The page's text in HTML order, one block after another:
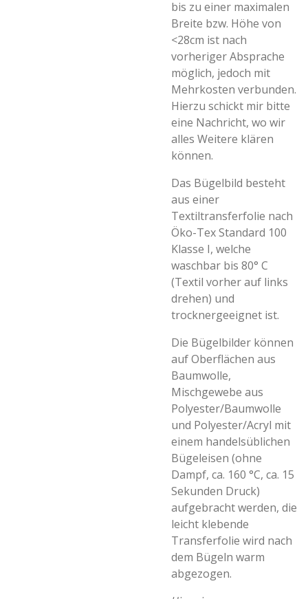
bis zu einer maximalen
Breite bzw. Höhe von
<28cm ist nach
vorheriger Absprache
möglich, jedoch mit
Mehrkosten verbunden.
Hierzu schickt mir bitte
eine Nachricht, wo wir
alles Weitere klären
können.
Das Bügelbild besteht
aus einer
Textiltransferfolie nach
Öko-Tex Standard 100
Klasse I, welche
waschbar bis 80° C
(Textil vorher auf links
drehen) und
trocknergeeignet ist.
Die Bügelbilder können
auf Oberflächen aus
Baumwolle,
Mischgewebe aus
Polyester/Baumwolle
und Polyester/Acryl mit
einem handelsüblichen
Bügeleisen (ohne
Dampf, ca. 160 °C, ca. 15
Sekunden Druck)
aufgebracht werden, die
leicht klebende
Transferfolie wird nach
dem Bügeln warm
abgezogen.